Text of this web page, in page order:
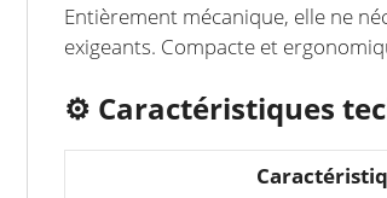
Entièrement mécanique, elle ne
exigeants. Compacte et
⚙️ Caractéristiques